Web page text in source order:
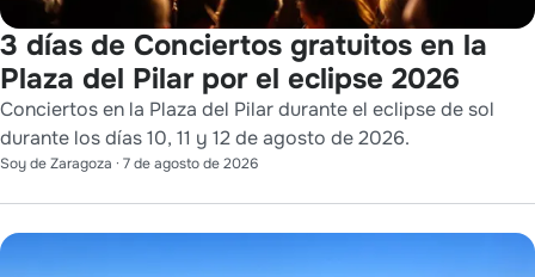
3 días de Conciertos gratuitos en la
Plaza del Pilar por el eclipse 2026
Conciertos en la Plaza del Pilar durante el eclipse de sol
durante los días 10, 11 y 12 de agosto de 2026.
Soy de Zaragoza · 7 de agosto de 2026